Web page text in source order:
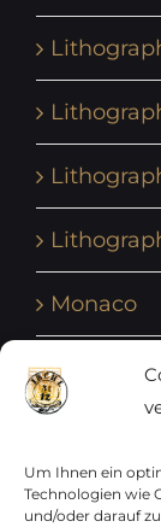
Um Ihnen ein
Technologien wie
und/oder darauf
Monaco